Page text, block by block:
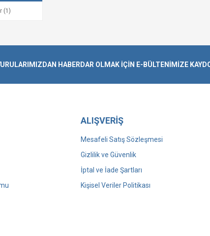
(1)
(1)
(1)
(1)
HABERDAR OLMAK İÇİN E-BÜLTENİMİZE
ALIŞVERİŞ
Mesafeli Satış Sözleşmesi
Gizlilik ve Güvenlik
İptal ve İade Şartları
Kişisel Veriler Politikası